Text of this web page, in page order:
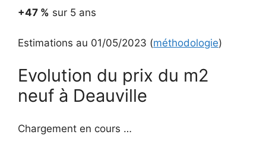
+47 % sur 5 ans
Estimations au 01/05/2023 (méthodologie)
Evolution du prix du m2
neuf à Deauville
Chargement en cours …